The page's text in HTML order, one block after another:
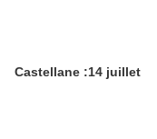
Castellane :14 juillet